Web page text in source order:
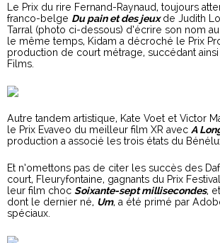
Le Prix du rire Fernand-Raynaud, toujours
franco-belge Du pain et des jeuxde Judith
Tarral (photo ci-dessous) d’écrire son nom
le même temps, Kidam a décroché le Prix
production de court métrage, succédant
Films.
Autre tandem artistique, Kate Voet et Victor
le Prix Evaveo du meilleur film XR avec A
production a associé les trois états du
Et n’omettons pas de citer les succès des
court, Fleuryfontaine, gagnants du Prix
leur film choc Soixante-sept millisecondes,
dont le dernier né, Um, a été primé par
spéciaux.